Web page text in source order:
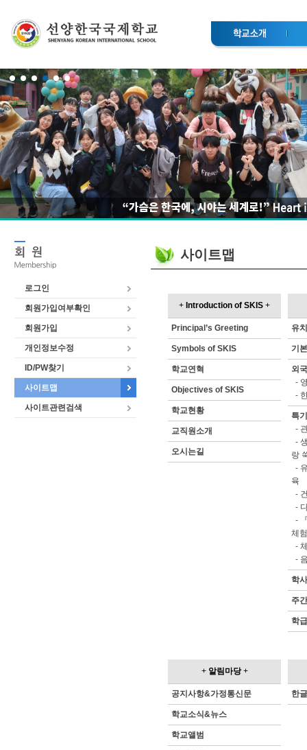
로그인
회원가입여부확인
회원가입
개인정보수정
ID/PW찾기
사이트맵
사이트관련검색
사이트맵
+ Introduction of SKIS +
Principal’s Greeting
Symbols of SKIS
학교연혁
Objectives of SKIS
학교현황
교직원소개
오시는길
유
기
외
-
-
특
-
-
랑
-
육
-
-
-
체
-
-
학
주
학
+ 알림마당+
공지사항&가정통신문
학교소식&뉴스
학교앨범
한